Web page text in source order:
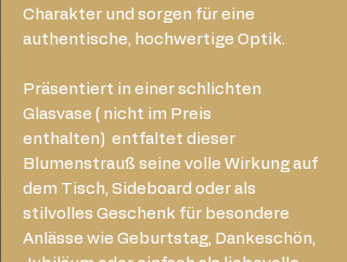
Charakter und sorgen für eine
authentische, hochwertige Optik.
Präsentiert in einer schlichten
Glasvase ( nicht im Preis
enthalten) entfaltet dieser
Blumenstrauß seine volle Wirkung auf
dem Tisch, Sideboard oder als
stilvolles Geschenk für besondere
Anlässe wie Geburtstag, Dankeschön,